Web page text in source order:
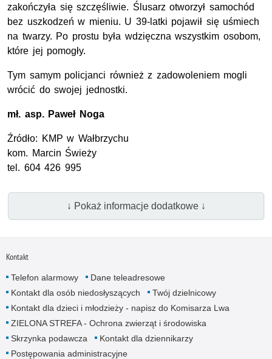
zakończyła się szczęśliwie. Ślusarz otworzył samochód
bez uszkodzeń w mieniu. U 39-latki pojawił się uśmiech
na twarzy. Po prostu była wdzięczna wszystkim osobom,
które jej pomogły.
Tym samym policjanci również z zadowoleniem mogli
wrócić do swojej jednostki.
mł. asp.Paweł Noga
Źródło: KMP w Wałbrzychu
kom. Marcin Świeży
tel. 604 426 995
↓ Pokaż informacje dodatkowe ↓
Kontakt
Telefon alarmowy
Dane teleadresowe
Kontakt dla osób niedosłyszących
Twój dzielnicowy
Kontakt dla dzieci i młodzieży - napisz do Komisarza Lwa
ZIELONA STREFA - Ochrona zwierząt i środowiska
Skrzynka podawcza
Kontakt dla dziennikarzy
Postępowania administracyjne